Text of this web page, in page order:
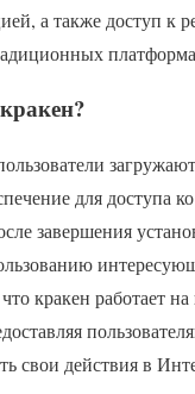
а также доступ к
для доступа
завершения
кракен работает
свои действия в